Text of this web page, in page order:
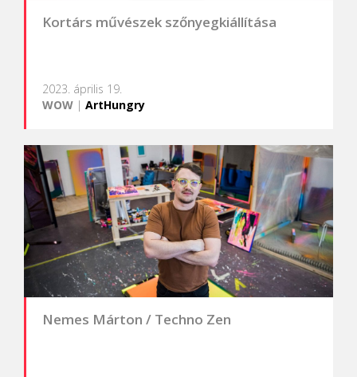
Kortárs művészek szőnyegkiállítása
2023. április 19.
WOW | ArtHungry
Nemes Márton / Techno Zen